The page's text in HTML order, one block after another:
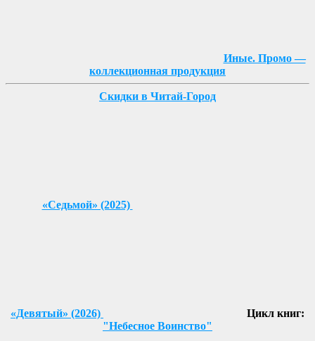
Иные. Промо —
коллекционная продукция
Скидки в Читай-Город
«Седьмой» (2025)
«Девятый» (2026)
Цикл книг:
"Небесное Воинство"